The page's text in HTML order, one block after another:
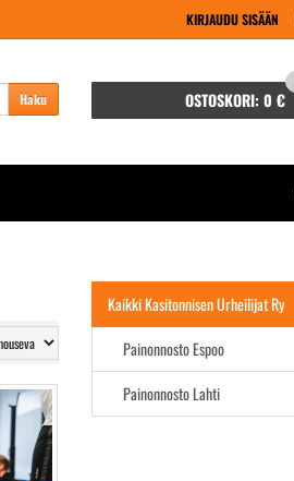
KIRJAUDU SISÄÄN
Haku OSTOSKORI: 0 €
Kaikki Kasitonnisen Urheilijat Ry
Painonnosto Espoo
Painonnosto Lahti